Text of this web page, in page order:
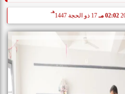
02:02 مـ 17 ذو الحجة 1447
هـ